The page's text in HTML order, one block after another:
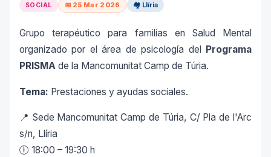
SOCIAL 📅 25 Mar 2026 🏘️ Llíria
Grupo terapéutico para familias en Salud Mental
organizado por el área de psicología del Programa
PRISMA de la Mancomunitat Camp de Túria.
Tema: Prestaciones y ayudas sociales.
📍 Sede Mancomunitat Camp de Túria, C/ Pla de l'Arc
s/n, Llíria
🕕 18:00 – 19:30 h